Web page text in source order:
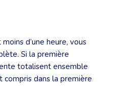
d’une heure, vous
Si la première
totalisent ensemble
compris dans la première